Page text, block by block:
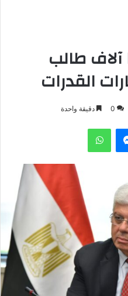
التعليم العالي: ١٠٤ آلاف طالب
القدرات
0 دقيقة واحدة
ماسنجر واتساب